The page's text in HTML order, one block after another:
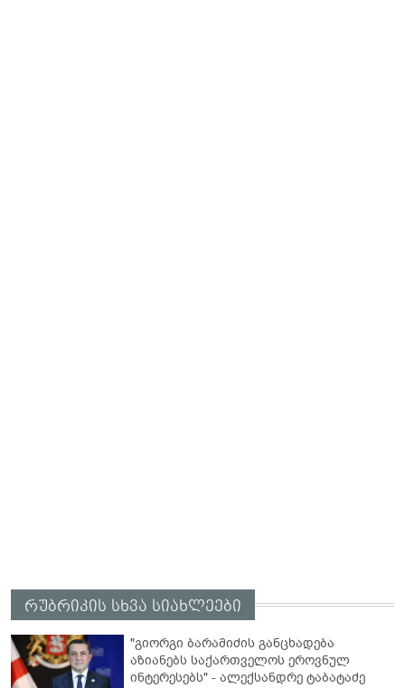
რუბრიკის სხვა სიახლეები
"გიორგი ბარამიძის განცხადება
აზიანებს საქართველოს ეროვნულ
ინტერესებს" - ალექსანდრე ტაბატაძე